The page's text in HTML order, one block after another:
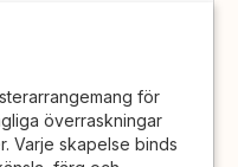
för
överraskningar
Varje skapelse binds